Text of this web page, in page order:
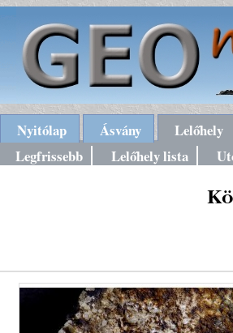
Nyitólap Ásvány Lelőhely
Legfrissebb
Lelőhely lista